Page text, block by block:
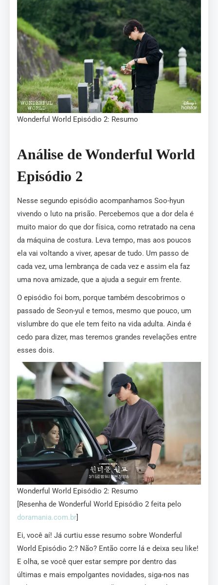
Wonderful World Episódio 2: Resumo
Análise de Wonderful World
Episódio 2
Nesse segundo episódio acompanhamos Soo-hyun
vivendo o luto na prisão. Percebemos que a dor dela é
muito maior do que dor física, como retratado na cena
da máquina de costura. Leva tempo, mas aos poucos
ela vai voltando a viver, apesar de tudo. Um passo de
cada vez, uma lembrança de cada vez e assim ela faz
uma nova amizade, que a ajuda a seguir em frente.
O episódio foi bom, porque também descobrimos o
passado de Seon-yul e temos, mesmo que pouco, um
vislumbre do que ele tem feito na vida adulta. Ainda é
cedo para dizer, mas teremos grandes revelações entre
esses dois.
Wonderful World Episódio 2: Resumo
[Resenha de Wonderful World Episódio 2 feita pelo
doramania.com.br]
Ei, você aí! Já curtiu esse resumo sobre Wonderful
World Episódio 2:? Não? Então corre lá e deixa seu like!
E olha, se você quer estar sempre por dentro das
últimas e mais empolgantes novidades, siga-nos nas